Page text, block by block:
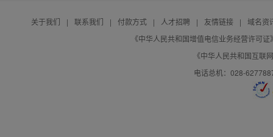
关于我们 | 联系我们 | 付款方式 | 人才招聘 | 友情链接 |
域名资
《中华人民共和国增值电信业务经营许可
《中华人民共和国互联
电话总机：028-